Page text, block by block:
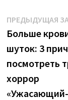
по
записям
ПРЕДЫДУЩАЯ
Больше
шуток: 3
посмотреть
хоррор
«Ужасающий-